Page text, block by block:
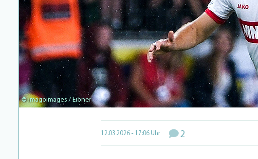
© imagoimages / Eibner
12.03.2026 - 17:06 Uhr 2